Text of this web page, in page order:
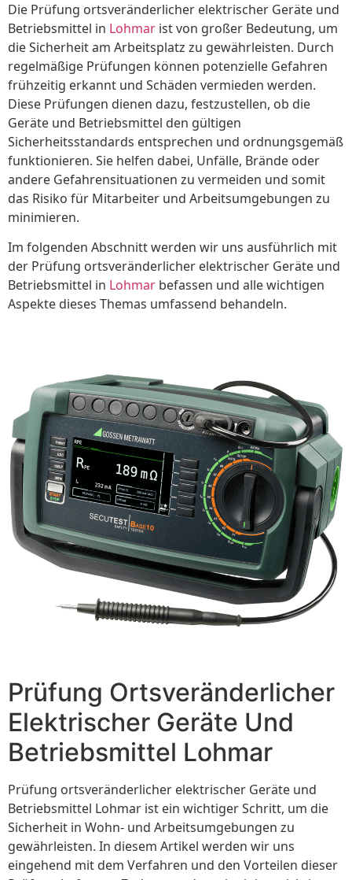
Die Prüfung ortsveränderlicher elektrischer Geräte und
Betriebsmittel in Lohmar ist von großer Bedeutung, um
die Sicherheit am Arbeitsplatz zu gewährleisten. Durch
regelmäßige Prüfungen können potenzielle Gefahren
frühzeitig erkannt und Schäden vermieden werden.
Diese Prüfungen dienen dazu, festzustellen, ob die
Geräte und Betriebsmittel den gültigen
Sicherheitsstandards entsprechen und ordnungsgemäß
funktionieren. Sie helfen dabei, Unfälle, Brände oder
andere Gefahrensituationen zu vermeiden und somit
das Risiko für Mitarbeiter und Arbeitsumgebungen zu
minimieren.
Im folgenden Abschnitt werden wir uns ausführlich mit
der Prüfung ortsveränderlicher elektrischer Geräte und
Betriebsmittel in Lohmar befassen und alle wichtigen
Aspekte dieses Themas umfassend behandeln.
Prüfung Ortsveränderlicher
Elektrischer Geräte Und
Betriebsmittel Lohmar
Prüfung ortsveränderlicher elektrischer Geräte und
Betriebsmittel Lohmar ist ein wichtiger Schritt, um die
Sicherheit in Wohn- und Arbeitsumgebungen zu
gewährleisten. In diesem Artikel werden wir uns
eingehend mit dem Verfahren und den Vorteilen dieser